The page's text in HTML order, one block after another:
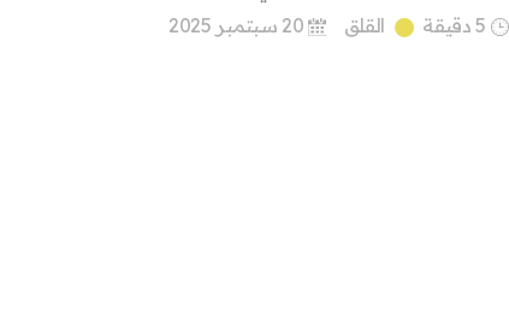
5 دقيقة
القلق 20 سبتمبر 2025